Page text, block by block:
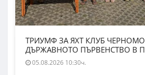
ТРИУМФ ЗА ЯХТ КЛУБ
ДЪРЖАВНОТО ПЪРВЕНСТВО В
05.08.2026 10:30ч.